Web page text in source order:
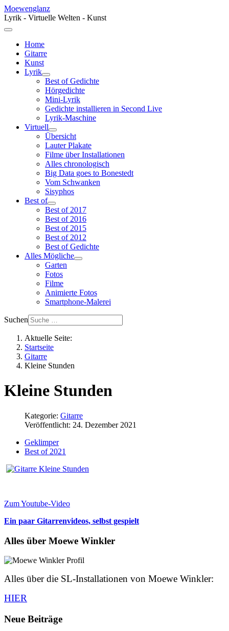
Moewenglanz
Lyrik - Virtuelle Welten - Kunst
Home
Gitarre
Kunst
Lyrik
Best of Gedichte
Hörgedichte
Mini-Lyrik
Gedichte installieren in Second Live
Lyrik-Maschine
Virtuell
Übersicht
Lauter Plakate
Filme über Installationen
Alles chronologisch
Big Data goes to Bonestedt
Vom Schwanken
Sisyphos
Best of
Best of 2017
Best of 2016
Best of 2015
Best of 2012
Best of Gedichte
Alles Mögliche
Garten
Fotos
Filme
Animierte Fotos
Smartphone-Malerei
Suchen
Aktuelle Seite:
Startseite
Gitarre
Kleine Stunden
Kleine Stunden
Kategorie: Gitarre
Veröffentlicht: 24. Dezember 2021
Geklimper
Best of 2021
Zum Youtube-Video
Ein paar Gitarrenvideos, selbst gespielt
Alles über Moewe Winkler
Alles über die SL-Installationen von Moewe Winkler:
HIER
Neue Beiträge